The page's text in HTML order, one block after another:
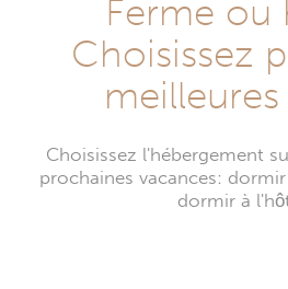
Ferme ou
Choisissez
Choisissez l'hébergement
prochaines vacances:
dormir à